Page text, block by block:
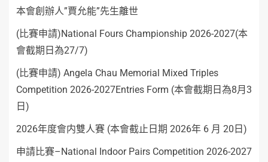
本會創辦人”賈允能”先生離世
(比賽申請)National Fours Championship 2026-2027(本
會截期日為27/7)
(比賽申請) Angela Chau Memorial Mixed Triples
Competition 2026-2027Entries Form (本會截期日為8月3
日)
2026年度會内雙人賽 (本會截止日期 2026年 6 月 20日)
申請比賽–National Indoor Pairs Competition 2026-2027